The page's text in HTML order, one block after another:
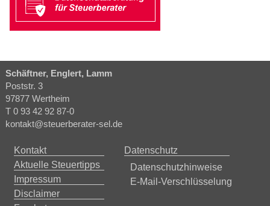
Schäftner, Englert, Lamm
Poststr. 3
97877 Wertheim
T 0 93 42 92 87-0
kontakt@steuerberater-sel.de
Kontakt
Aktuelle Steuertipps
Impressum
Disclaimer
Datenschutz
Datenschutzhinweise
E-Mail-Verschlüsselung